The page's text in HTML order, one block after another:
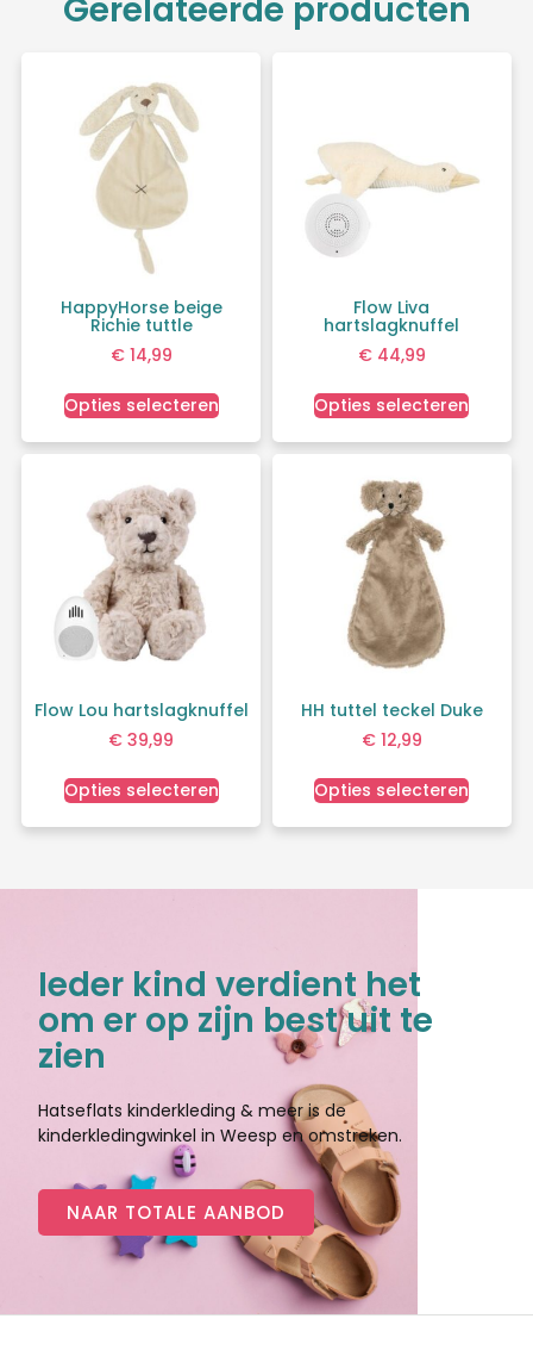
Gerelateerde producten
HappyHorse beige
Richie tuttle
€14,99
Opties selecteren
Flow Liva
hartslagknuffel
€44,99
Opties selecteren
Flow Lou hartslagknuffel
€ 39,99
Opties selecteren
HH tuttel teckel Duke
€12,99
Opties selecteren
Ieder kind verdient het
om er op zijn best uit te
zien
Hatseflats kinderkleding & meer is de
kinderkledingwinkel in Weesp en omstreken.
NAAR TOTALE AANBOD